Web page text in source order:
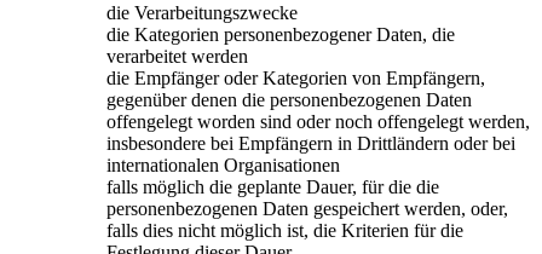
die Verarbeitungszwecke
die Kategorien personenbezogener Daten, die
verarbeitet werden
die Empfänger oder Kategorien von Empfängern,
gegenüber denen die personenbezogenen Daten
offengelegt worden sind oder noch offengelegt werden,
insbesondere bei Empfängern in Drittländern oder bei
internationalen Organisationen
falls möglich die geplante Dauer, für die die
personenbezogenen Daten gespeichert werden, oder,
falls dies nicht möglich ist, die Kriterien für die